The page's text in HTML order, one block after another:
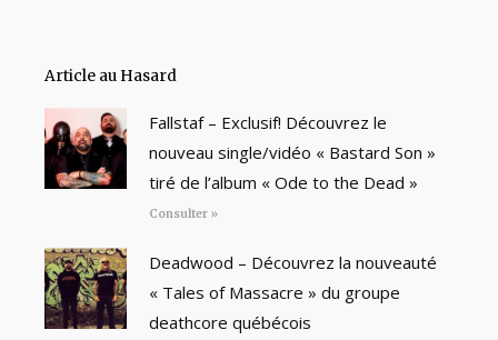
Article au Hasard
Fallstaf – Exclusif! Découvrez le
nouveau single/vidéo « Bastard Son »
tiré de l’album « Ode to the Dead »
Consulter »
Deadwood – Découvrez la nouveauté
« Tales of Massacre » du groupe
deathcore québécois